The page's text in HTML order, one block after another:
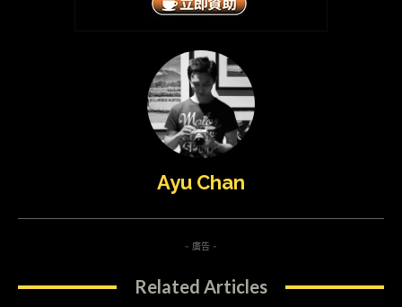
Ayu Chan
- 廣告 -
Related Articles